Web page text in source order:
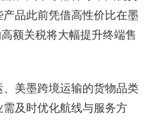
品此前凭借高性价比在墨
额关税将大幅提升终端售
美墨跨境运输的货物品类
及时优化航线与服务方